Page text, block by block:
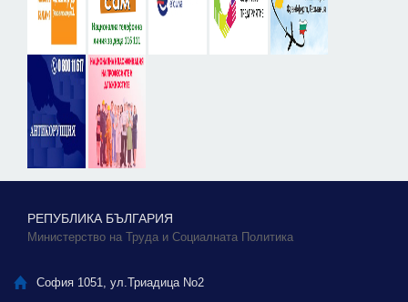
РЕПУБЛИКА БЪЛГАРИЯ
Министерство на Труда и Социалната Политика
София 1051, ул.Триадица No2